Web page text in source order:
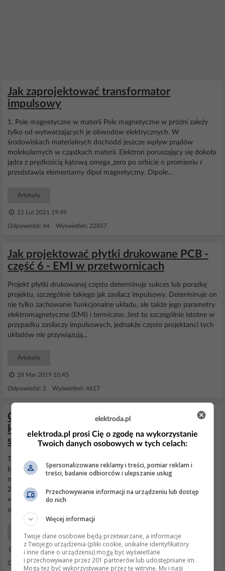
Jak zaprojektować transformator
impulsowy
1. Pole magnetyczne w materii Pole magnetyczne w próżni zależy
tylko od wytwarzających je obwodów elektrycznych. W
środowiskach materialnych dochodzi jeszcze wpływ prądów
molekularnych w cząstkach materii. Elektron poruszający się dokoła
jądra z prędkością kątową omega_zero po orbicie o promieniu r
przedstawia elementarny dipol magnetyczny. Dipole...
Artykuły
22 Lut 2021 19:49
Odpowiedzi: 44 Wyświetleń: 22857
Jak projektować płytki drukowane PCB -
część 6 - EMI w przetwornicach
Projekt płytki drukowanej często determinuje sukces lub porażkę
projektu, szczególnie takiego jak zasilacz impulsowy. Determinuje on
nie tylko zachowanie funkcjonalne układu, ale także jego parametry
elektromagnetyczne (EMI) i termiczne. Jest to szczególnie istotne w
przypadku zasilaczy impulsowych, jednakże często projektanci tych
układów nie przywiązują...
Artykuły
28 Mar 2019 10:45
Odpowiedzi: 5 Wyświetleń: 4617
Centra Futura 72 Ah, CA722 – ładowanie
kończy się na 14,8 V, napięcie
spoczynkowe 12,5 V,
Tak ale ile takie stare autko brało prądu po przekręceniu kluczyka ?
bo dzisiaj bierze ponad 10A. Druga sprawa to nikt w starym aucie
nie kontrolował ekologii i nie było takich jaj że auto ma alternator
200A ale komputer nie pozwala dać ani jednego na ładowanie bo
wtedy większaemisja
uśrednisz przy prądzie 10A...
Samochody Początkujący
25 Lis 2025 01:22
Odpowiedzi: 119 Wyświetleń: 2574
elektroda.pl
elektroda.pl prosi Cię o zgodę na wykorzystanie
Twoich danych osobowych w tych celach:
Spersonalizowane reklamy i treści, pomiar reklam i
treści, badanie odbiorców i ulepszanie usług
Przechowywanie informacji na urządzeniu lub dostęp
do nich
Więcej informacji
Twoje dane osobowe będą przetwarzane, a informacje
z Twojego urządzenia (pliki cookie, unikalne identyfikatory
i inne dane o urządzeniu) mogą być wyświetlane
i przechowywane przez 201 partnerów lub udostępniane im.
Mogą też być wykorzystywane przez tę witrynę. My i nasi